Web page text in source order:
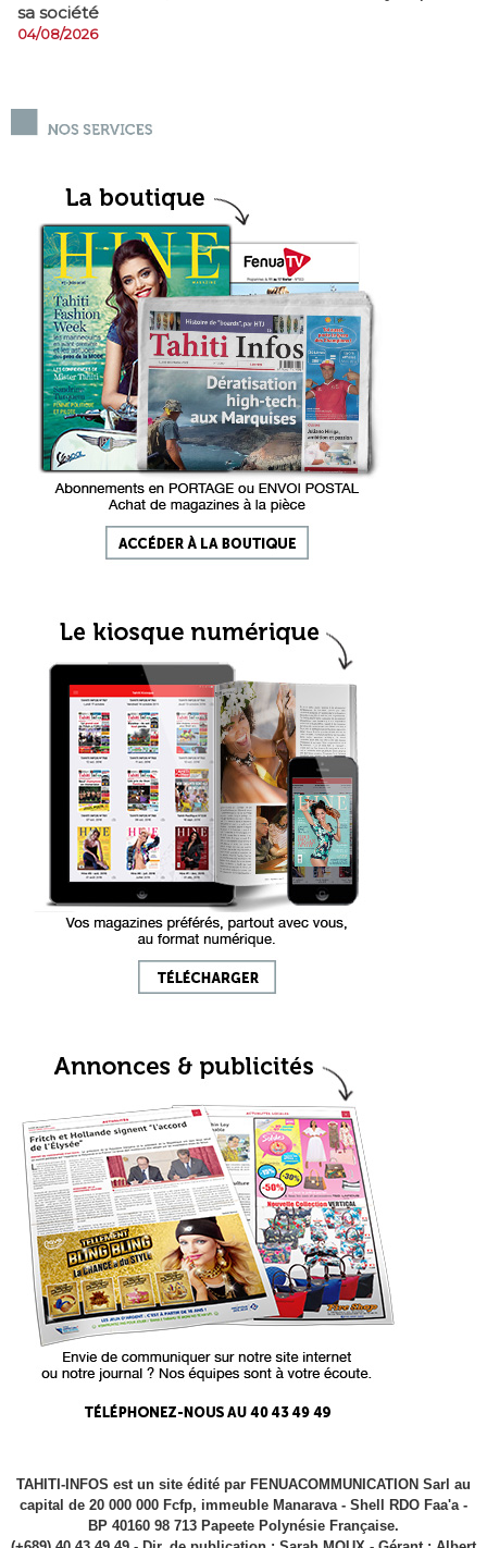
sa société
04/08/2026
TAHITI-INFOS est un site édité par FENUACOMMUNICATION Sarl au
capital de 20 000 000 Fcfp, immeuble Manarava - Shell RDO Faa'a -
BP 40160 98 713 Papeete Polynésie Française.